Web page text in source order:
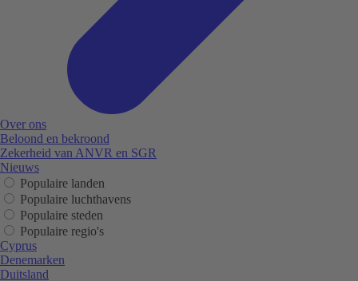
Over ons
Beloond en bekroond
Zekerheid van ANVR en SGR
Nieuws
Populaire landen
Populaire luchthavens
Populaire steden
Populaire regio's
Cyprus
Denemarken
Duitsland